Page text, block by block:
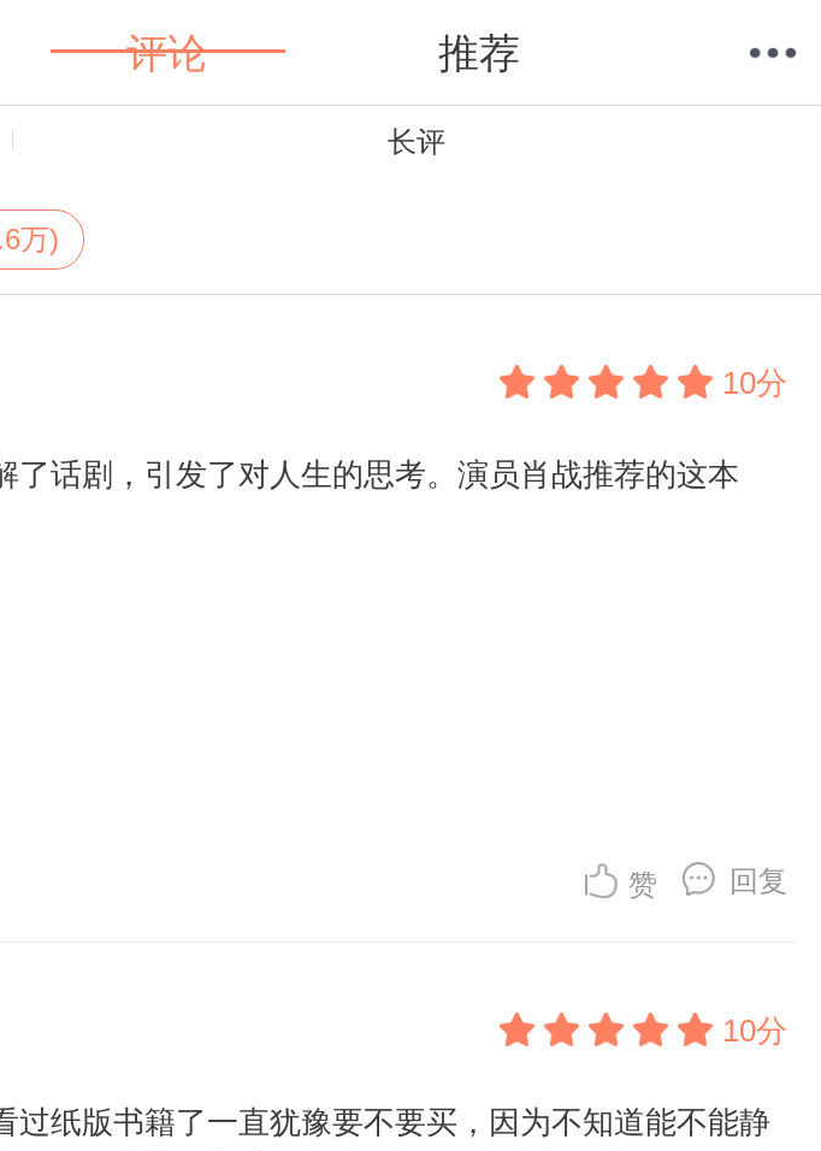
评论 推荐
长评
万)
10分
话剧，引发了对人生的思考。演员肖战推荐的这本
回复
赞
10分
纸版书籍了一直犹豫要不要买，因为不知道能不能静